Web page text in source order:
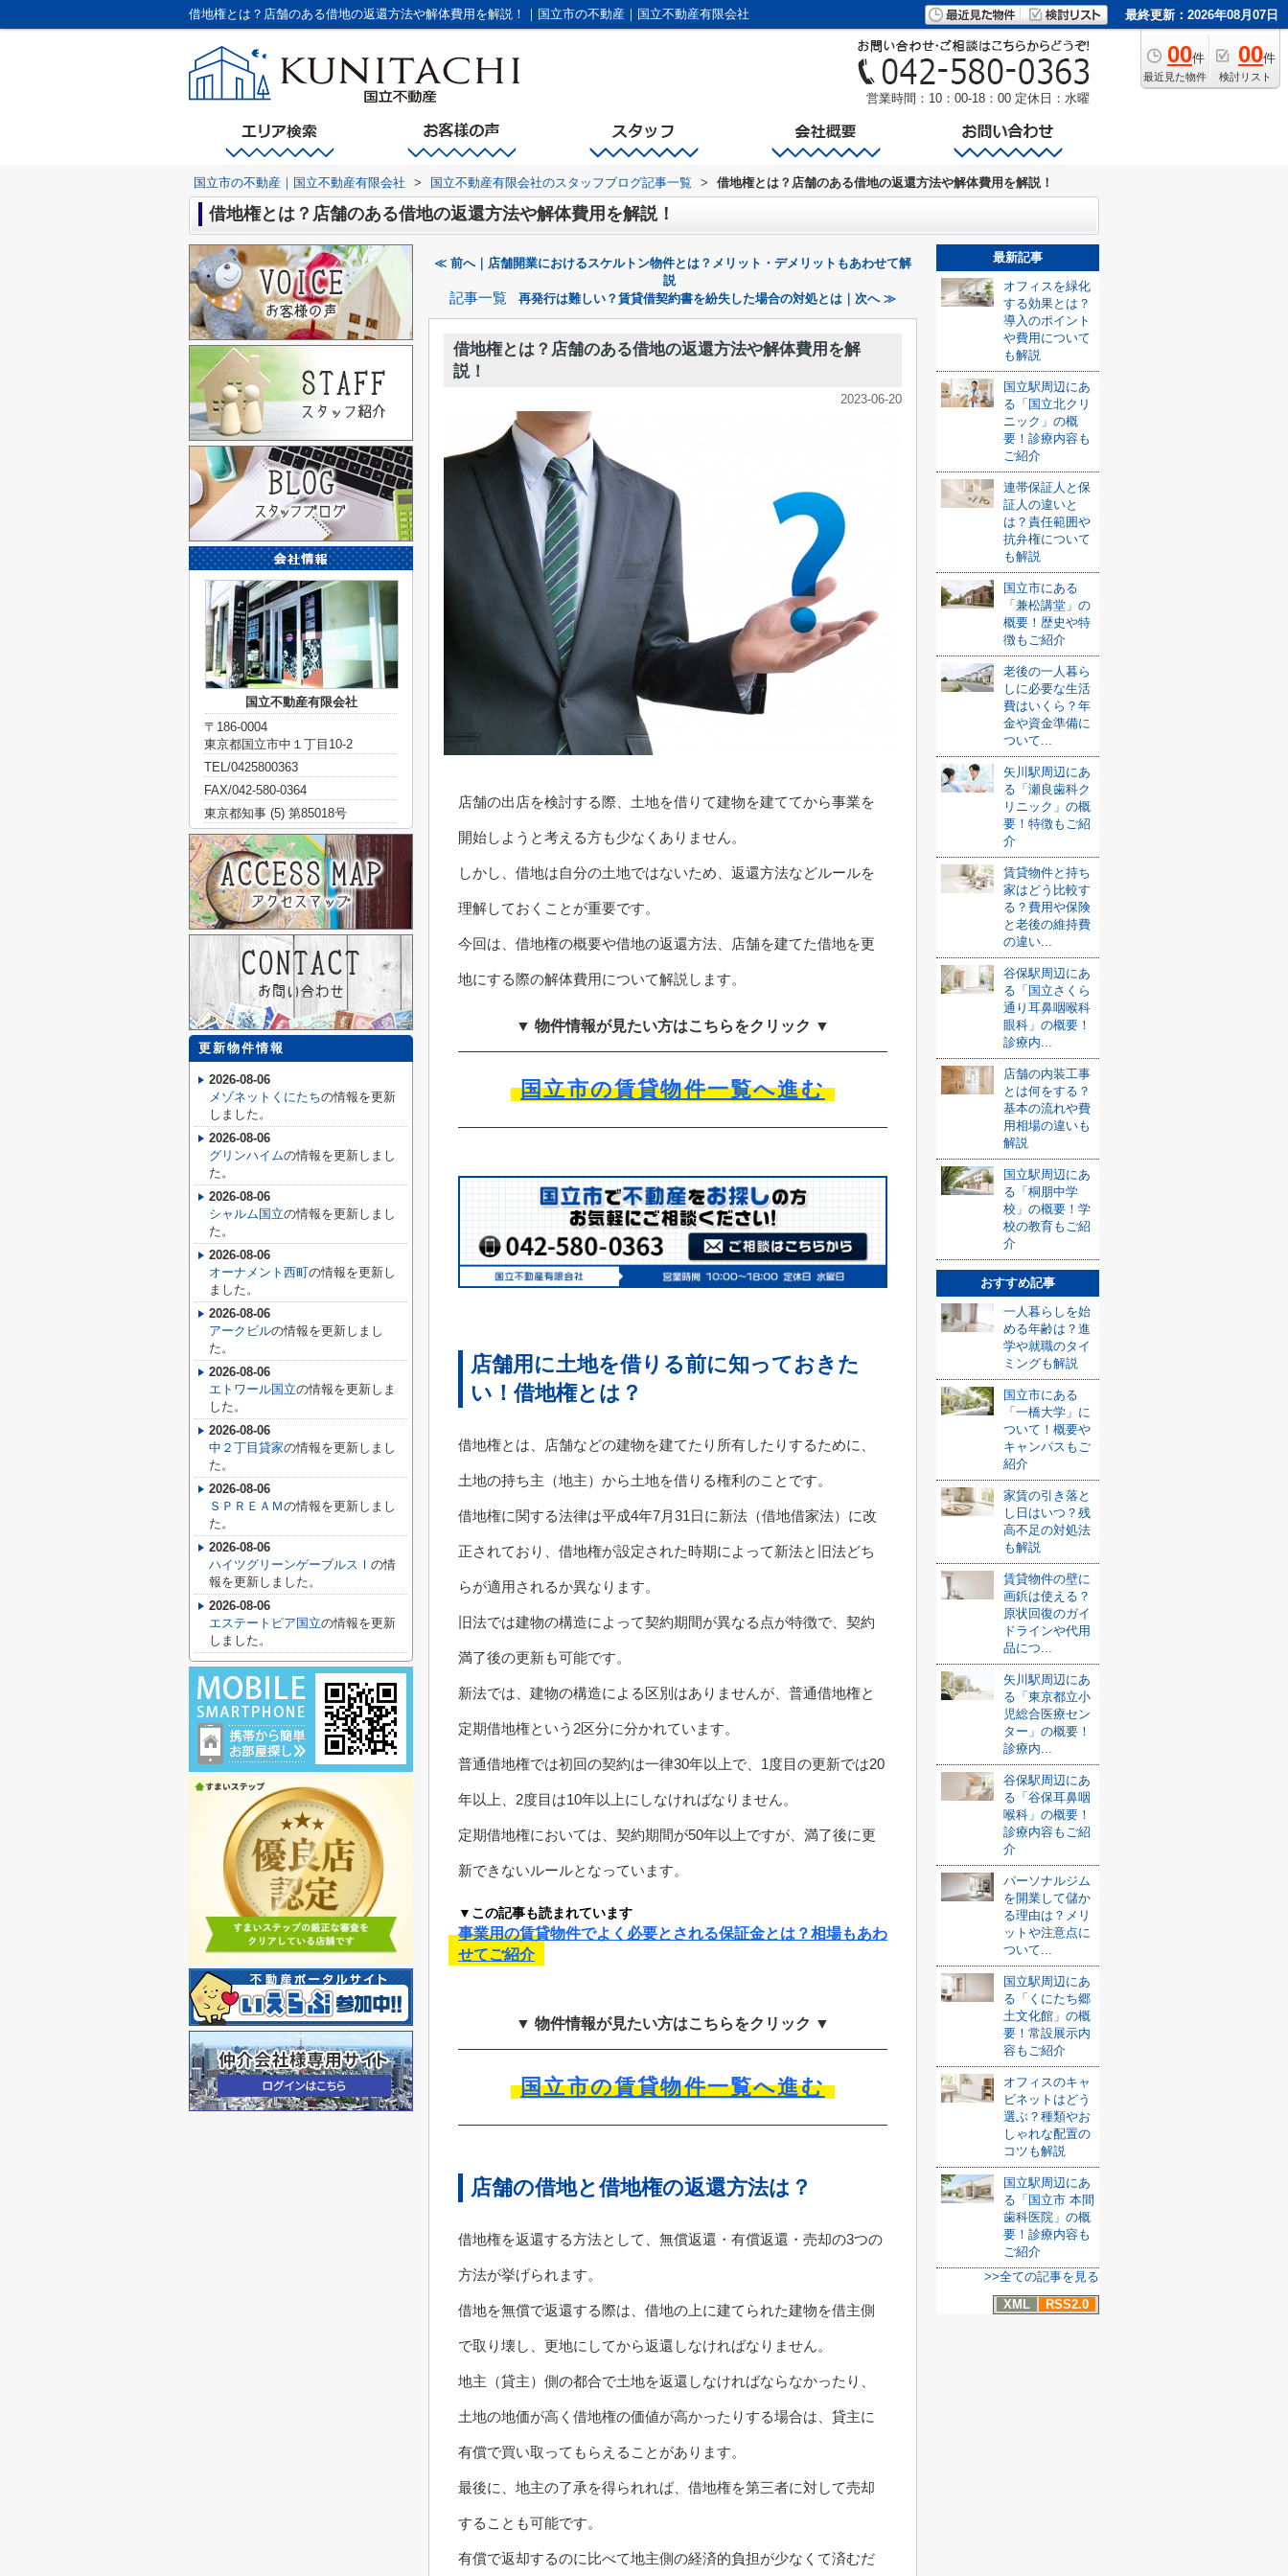
借地権とは？店舗のある借地の返還方法や解体費用を解説！｜国立市の不動産｜国立不動産有限会社 最終更新：2026年08月07日
00件
最近見た物件
00件
検討リスト
営業時間：10：00-18：00 定休日：水曜
国立市の不動産｜国立不動産有限会社 > 国立不動産有限会社のスタッフブログ記事一覧 > 借地権とは？店舗のある借地の返還方法や解体費用を解説！
借地権とは？店舗のある借地の返還方法や解体費用を解説！
≪ 前へ｜店舗開業におけるスケルトン物件とは？メリット・デメリットもあわせて解
説
記事一覧 再発行は難しい？賃貸借契約書を紛失した場合の対処とは｜次へ ≫
借地権とは？店舗のある借地の返還方法や解体費用を解
説！
2023-06-20
店舗の出店を検討する際、土地を借りて建物を建ててから事業を
開始しようと考える方も少なくありません。
しかし、借地は自分の土地ではないため、返還方法などルールを
理解しておくことが重要です。
今回は、借地権の概要や借地の返還方法、店舗を建てた借地を更
地にする際の解体費用について解説します。
▼ 物件情報が見たい方はこちらをクリック ▼
国立市の賃貸物件一覧へ進む
店舗用に土地を借りる前に知っておきた
い！借地権とは？
借地権とは、店舗などの建物を建てたり所有したりするために、
土地の持ち主（地主）から土地を借りる権利のことです。
借地権に関する法律は平成4年7月31日に新法（借地借家法）に改
正されており、借地権が設定された時期によって新法と旧法どち
らが適用されるか異なります。
旧法では建物の構造によって契約期間が異なる点が特徴で、契約
満了後の更新も可能です。
新法では、建物の構造による区別はありませんが、普通借地権と
定期借地権という2区分に分かれています。
普通借地権では初回の契約は一律30年以上で、1度目の更新では20
年以上、2度目は10年以上にしなければなりません。
定期借地権においては、契約期間が50年以上ですが、満了後に更
新できないルールとなっています。
▼この記事も読まれています
事業用の賃貸物件でよく必要とされる保証金とは？相場もあわ
せてご紹介
▼ 物件情報が見たい方はこちらをクリック ▼
国立市の賃貸物件一覧へ進む
店舗の借地と借地権の返還方法は？
借地権を返還する方法として、無償返還・有償返還・売却の3つの
方法が挙げられます。
借地を無償で返還する際は、借地の上に建てられた建物を借主側
で取り壊し、更地にしてから返還しなければなりません。
地主（貸主）側の都合で土地を返還しなければならなかったり、
土地の地価が高く借地権の価値が高かったりする場合は、貸主に
有償で買い取ってもらえることがあります。
最後に、地主の了承を得られれば、借地権を第三者に対して売却
することも可能です。
有償で返却するのに比べて地主側の経済的負担が少なくて済むだ
最新記事
オフィスを緑化
する効果とは？
導入のポイント
や費用について
も解説
国立駅周辺にあ
る「国立北クリ
ニック」の概
要！診療内容も
ご紹介
連帯保証人と保
証人の違いと
は？責任範囲や
抗弁権について
も解説
国立市にある
「兼松講堂」の
概要！歴史や特
徴もご紹介
老後の一人暮ら
しに必要な生活
費はいくら？年
金や資金準備に
ついて...
矢川駅周辺にあ
る「瀬良歯科ク
リニック」の概
要！特徴もご紹
介
賃貸物件と持ち
家はどう比較す
る？費用や保険
と老後の維持費
の違い...
谷保駅周辺にあ
る「国立さくら
通り耳鼻咽喉科
眼科」の概要！
診療内...
店舗の内装工事
とは何をする？
基本の流れや費
用相場の違いも
解説
国立駅周辺にあ
る「桐朋中学
校」の概要！学
校の教育もご紹
介
おすすめ記事
一人暮らしを始
める年齢は？進
学や就職のタイ
ミングも解説
国立市にある
「一橋大学」に
ついて！概要や
キャンパスもご
紹介
家賃の引き落と
し日はいつ？残
高不足の対処法
も解説
賃貸物件の壁に
画鋲は使える？
原状回復のガイ
ドラインや代用
品につ...
矢川駅周辺にあ
る「東京都立小
児総合医療セン
ター」の概要！
診療内...
谷保駅周辺にあ
る「谷保耳鼻咽
喉科」の概要！
診療内容もご紹
介
パーソナルジム
を開業して儲か
る理由は？メリ
ットや注意点に
ついて...
国立駅周辺にあ
る「くにたち郷
土文化館」の概
要！常設展示内
容もご紹介
オフィスのキャ
ビネットはどう
選ぶ？種類やお
しゃれな配置の
コツも解説
国立駅周辺にあ
る「国立市 本間
歯科医院」の概
要！診療内容も
ご紹介
>>全ての記事を見る
XML
RSS2.0
国立不動産有限会社
〒186-0004
東京都国立市中１丁目10-2
TEL/0425800363
FAX/042-580-0364
東京都知事 (5) 第85018号
更新物件情報
2026-08-06
メゾネットくにたちの情報を更新
しました。
2026-08-06
グリンハイムの情報を更新しまし
た。
2026-08-06
シャルム国立の情報を更新しまし
た。
2026-08-06
オーナメント西町の情報を更新し
ました。
2026-08-06
アークビルの情報を更新しまし
た。
2026-08-06
エトワール国立の情報を更新しま
した。
2026-08-06
中２丁目貸家の情報を更新しまし
た。
2026-08-06
ＳＰＲＥＡＭの情報を更新しまし
た。
2026-08-06
ハイツグリーンゲーブルスⅠ の情
報を更新しました。
2026-08-06
エステートピア国立の情報を更新
しました。